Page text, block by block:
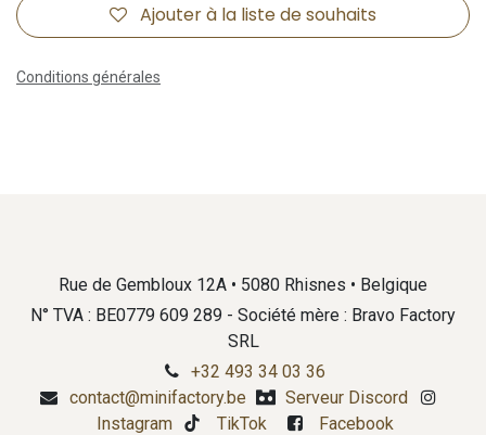
Ajouter à la liste de souhaits
Conditions générales
Rue de Gembloux 12A • 5080 Rhisnes • Belgique
N° TVA : BE0779 609 289 - Société mère : Bravo Factory
SRL
+32 493 34 03 36
contact@minifactory.be
Serveur Discord
Instagram
TikTok Facebook